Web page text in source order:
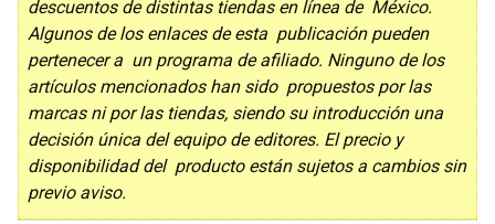
descuentos de distintas tiendas en línea de México.
Algunos de los enlaces de esta publicación pueden
pertenecer a un programa de afiliado. Ninguno de los
artículos mencionados han sido propuestos por las
marcas ni por las tiendas, siendo su introducción una
decisión única del equipo de editores. El precio y
disponibilidad del producto están sujetos a cambios sin
previo aviso.